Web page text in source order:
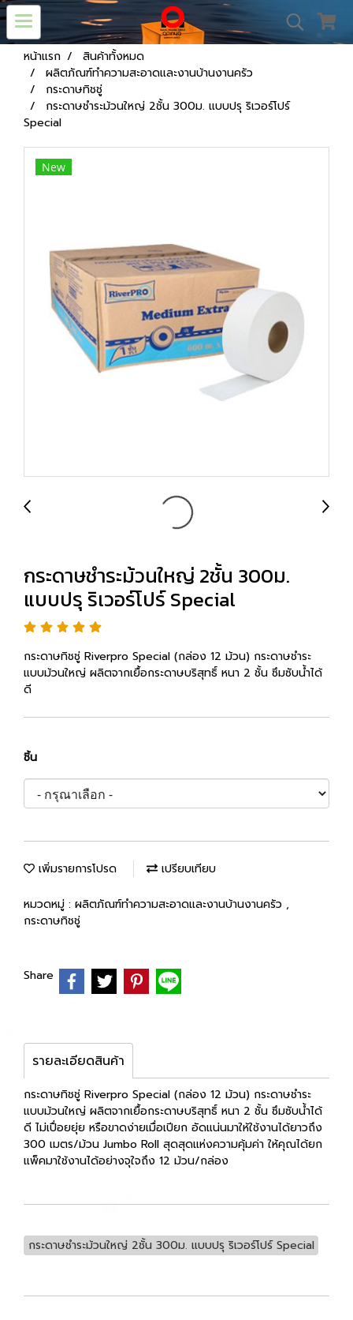
หน้าแรก
สินค้าทั้งหมด
ผลิตภัณฑ์ทำความสะอาดและงานบ้านงานครัว
กระดาษทิชชู่
กระดาษชำระม้วนใหญ่ 2ชั้น 300ม. แบบปรุ ริเวอร์โปร์
Special
New
กระดาษชำระม้วนใหญ่ 2ชั้น 300ม.
แบบปรุ ริเวอร์โปร์ Special
กระดาษทิชชู่ Riverpro Special (กล่อง 12 ม้วน) กระดาษชำระ
แบบม้วนใหญ่ ผลิตจากเยื้อกระดาษบริสุทธิ์ หนา 2 ชั้น ซึมซับนํ้าได้
ดี
ชิ้น
เพิ่มรายการโปรด เปรียบเทียบ
หมวดหมู่ : ผลิตภัณฑ์ทำความสะอาดและงานบ้านงานครัว ,
กระดาษทิชชู่
Share
รายละเอียดสินค้า
กระดาษทิชชู่ Riverpro Special (กล่อง 12 ม้วน) กระดาษชำระ
แบบม้วนใหญ่ ผลิตจากเยื้อกระดาษบริสุทธิ์ หนา 2 ชั้น ซึมซับนํ้าได้
ดี ไม่เปื่อยยุ่ย หรือขาดง่ายเมื่อเปียก อัดแน่นมาให้ใช้งานได้ยาวถึง
300 เมตร/ม้วน Jumbo Roll สุดสุดแห่งความคุ้มค่า ให้คุณได้ยก
แพ็คมาใช้งานได้อย่างจุใจถึง 12 ม้วน/กล่อง
กระดาษชำระม้วนใหญ่ 2ชั้น 300ม. แบบปรุ ริเวอร์โปร์ Special